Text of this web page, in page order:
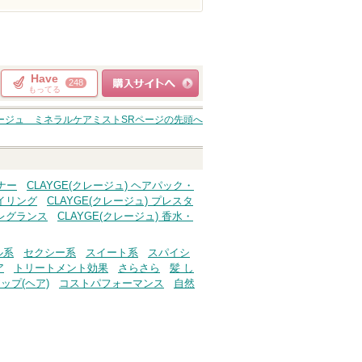
Have
もってる
248
ショッピングサイト
へ
ジュ ミネラルケアミストSRページの先頭へ
ー
CLAYGE(クレージュ) ヘアパック・
リング
CLAYGE(クレージュ) プレスタ
グランス
CLAYGE(クレージュ) 香水・
系 セクシー系 スイート系
スパイシ
トリートメント効果 さらさら
髪 し
プ(ヘア) コストパフォーマンス
自然